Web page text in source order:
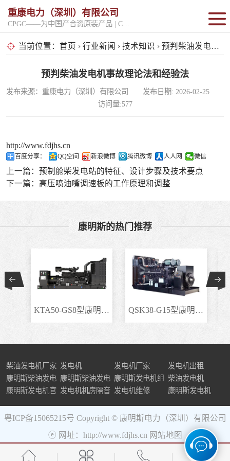
重康电力（深圳）有限公司
当前位置： 首页 › 行业新闻 › 技术知识 › 预判柴油发电机事故理论法和经验法
预判柴油发电机事故理论法和经验法
发布来源：重康电力（深圳）有限公司 发布日期: 2026-02-25
访问量:577
http://www.fdjhs.cn
百度分享： QQ空间 新浪微博 腾讯微博 人人网 微信
上一篇： 预制舱柴发电站的特征、设计步骤及技术要点
下一篇： 高压喷油嘴调速板的工作原理和调整
康明斯的热门推荐
KTA50-GS8型康明斯柴.. QSK38-G15型康明斯柴..
柴油发电机厂家 发电机 发电机厂家
发电机出租
康明斯柴油发电
机组
康明斯柴油发电
机
康明斯发电机组 柴油发电机
康明斯发电机官 发电机机房隔音 发电机维修 康明斯发电机
粤ICP备15065215号 Copyright © 康明斯电力（深圳）有限公司
ⓔ 网址：http://www.fdjhs.cn 网站地图
固定开架式
超静音型
移动电站